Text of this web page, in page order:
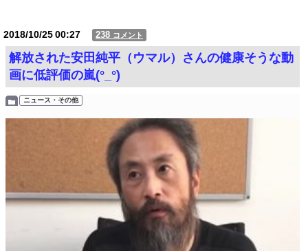
2018/10/2500:27 238 コメント
解放された安田純平（ウマル）さんの健康そうな動
画に低評価の嵐(°_°)
ニュース・その他